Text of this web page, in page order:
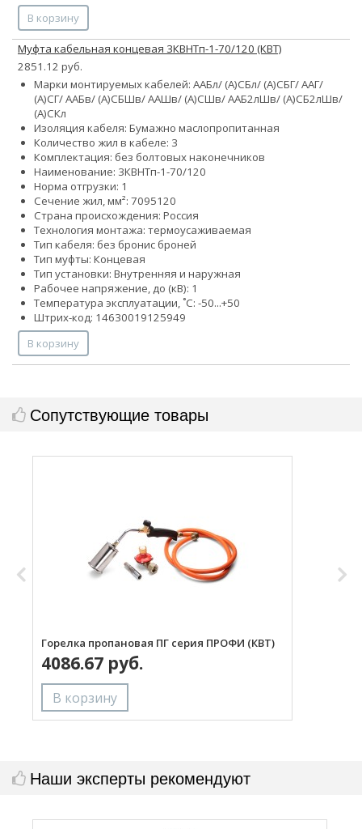
В корзину
Муфта кабельная концевая 3КВНТп-1-70/120 (КВТ)
2851.12 руб.
Марки монтируемых кабелей: ААБл/ (А)СБл/ (А)СБГ/ ААГ/
(А)СГ/ ААБв/ (А)СБШв/ ААШв/ (А)СШв/ ААБ2лШв/ (А)СБ2лШв/
(А)СКл
Изоляция кабеля: Бумажно маслопропитанная
Количество жил в кабеле: 3
Комплектация: без болтовых наконечников
Наименование: 3КВНТп-1-70/120
Норма отгрузки: 1
Сечение жил, мм²: 7095120
Страна происхождения: Россия
Технология монтажа: термоусаживаемая
Тип кабеля: без бронис броней
Тип муфты: Концевая
Тип установки: Внутренняя и наружная
Рабочее напряжение, до (кВ): 1
Температура эксплуатации, ˚С: -50...+50
Штрих-код: 14630019125949
В корзину
Сопутствующие товары
Горелка пропановая ПГ серия ПРОФИ (КВТ)
4086.67 руб.
Наши эксперты рекомендуют